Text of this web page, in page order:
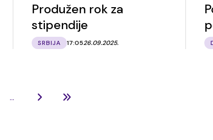
Produžen rok za
stipendije
SRBIJA 17:0526.09.2025.
...